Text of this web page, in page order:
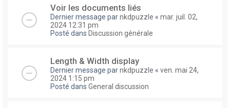
Voir les documents liés
Dernier message parnkdpuzzle « mar. juil. 02,
2024 12:31 pm
Posté dans Discussion générale
Length & Width display
Dernier message parnkdpuzzle « ven. mai 24,
2024 1:15 pm
Posté dans General discussion